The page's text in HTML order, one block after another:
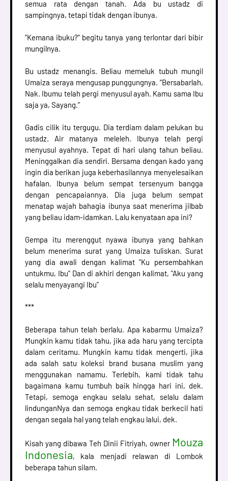
semua rata dengan tanah. Ada bu ustadz di
sampingnya, tetapi tidak dengan ibunya.
“Kemana ibuku?” begitu tanya yang terlontar dari bibir
mungilnya.
Bu ustadz menangis. Beliau memeluk tubuh mungil
Umaiza seraya mengusap punggungnya. “Bersabarlah,
Nak. Ibumu telah pergi menyusul ayah. Kamu sama Ibu
saja ya, Sayang.”
Gadis cilik itu tergugu. Dia terdiam dalam pelukan bu
ustadz. Air matanya meleleh. Ibunya telah pergi
menyusul ayahnya. Tepat di hari ulang tahun beliau.
Meninggalkan dia sendiri. Bersama dengan kado yang
ingin dia berikan juga keberhasilannya menyelesaikan
hafalan. Ibunya belum sempat tersenyum bangga
dengan pencapaiannya. Dia juga belum sempat
menatap wajah bahagia ibunya saat menerima jilbab
yang beliau idam-idamkan. Lalu kenyataan apa ini?
Gempa itu merenggut nyawa ibunya yang bahkan
belum menerima surat yang Umaiza tuliskan. Surat
yang dia awali dengan kalimat "Ku persembahkan
untukmu, Ibu" Dan di akhiri dengan kalimat, "Aku yang
selalu menyayangi Ibu"
***
Beberapa tahun telah berlalu. Apa kabarmu Umaiza?
Mungkin kamu tidak tahu, jika ada haru yang tercipta
dalam ceritamu. Mungkin kamu tidak mengerti, jika
ada salah satu koleksi brand busana muslim yang
menggunakan namamu. Terlebih, kami tidak tahu
bagaimana kamu tumbuh baik hingga hari ini, dek.
Tetapi, semoga engkau selalu sehat, selalu dalam
lindunganNya dan semoga engkau tidak berkecil hati
dengan segala hal yang telah engkau lalui, dek.
Kisah yang dibawa Teh Dinii Fitriyah, owner Mouza
Indonesia, kala menjadi relawan di Lombok
beberapa tahun silam.